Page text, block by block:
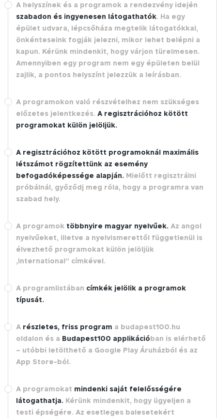
A helyszínek és a programok a rendezvény idején
szabadon és ingyenesen látogathatók. Ha egy
épület udvara, lépcsőháza megtelik látogatókkal,
önkénteseink fogják jelezni, mikor lehet belépni a
kapun. Kérünk mindenkit, hogy várjon türelmesen.
Amennyiben egy program nem egy épületen belül
zajlik, a pontos helyszínt jelezzük a leírásban.
A programokon való részvételhez nem szükséges
előzetes jelentkezés. A regisztrációhoz kötött
programokat külön jelöljük.
A regisztrációhoz kötött programoknál maximális
létszámot rögzítettünk az esemény
befogadóképessége alapján. Mielőtt regisztrálni
próbálnál, győződj meg róla, hogy a programra van
szabad hely.
A programok többnyire magyar nyelvűek. Az angol
nyelvűeket, illetve a nyelvismerettől függetlenül is
élvezhető programokat külön jelöljük
„International” címkével.
A programlistában címkék jelölik a programok
típusát.
A részletes, friss program a budapest100.hu
oldalon és a Budapest100 applikációban is elérhető
– utóbbi letölthető a Google Play Áruházból és az
App Store-ból.
A programokat mindenki saját felelősségére
látogathatja. Kérünk mindenkit, hogy ügyeljen a
testi épségére. Az esetleges balesetekért